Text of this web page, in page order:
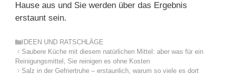
Hause aus und Sie werden über das Ergebnis
erstaunt sein.
Kategorien
IDEEN UND RATSCHLÄGE
Saubere Küche mit diesem natürlichen Mittel: aber was für ein
Reinigungsmittel, Sie reinigen es ohne Kosten
Salz in der Gefriertruhe – erstaunlich, warum so viele es dort